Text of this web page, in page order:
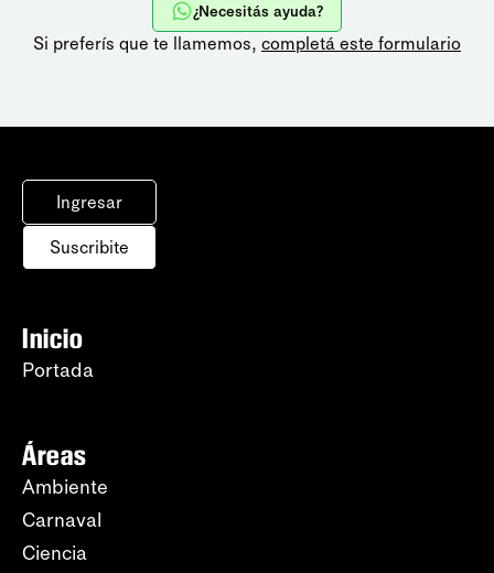
¿Necesitás ayuda?
Si preferís que te llamemos, completá este formulario
Ingresar
Suscribite
Inicio
Portada
Áreas
Ambiente
Carnaval
Ciencia